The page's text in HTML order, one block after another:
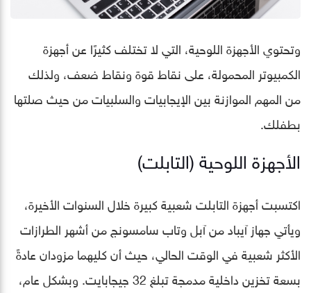
وتحتوي الأجهزة اللوحية، التي لا تختلف كثيرًا عن أجهزة
الكمبيوتر المحمولة، على نقاط قوة ونقاط ضعف، ولذلك
من المهم الموازنة بين الإيجابيات والسلبيات من حيث صلتها
بطفلك.
الأجهزة اللوحية (التابلت)
اكتسبت أجهزة التابلت شعبية كبيرة خلال السنوات الأخيرة،
ويأتي جهاز آيباد من آبل وتاب سامسونج من أشهر الطرازات
الأكثر شعبية في الوقت الحالي، حيث أن كليهما مزودان عادةً
بسعة تخزين داخلية مدمجة تبلغ 32 جيجابايت. وبشكل عام،